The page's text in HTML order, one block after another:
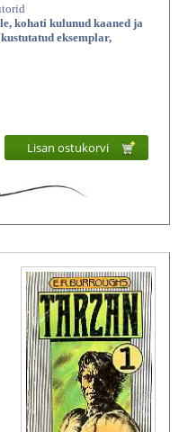
kohati kulunud kaaned ja
eksemplar,
Lisan ostukorvi